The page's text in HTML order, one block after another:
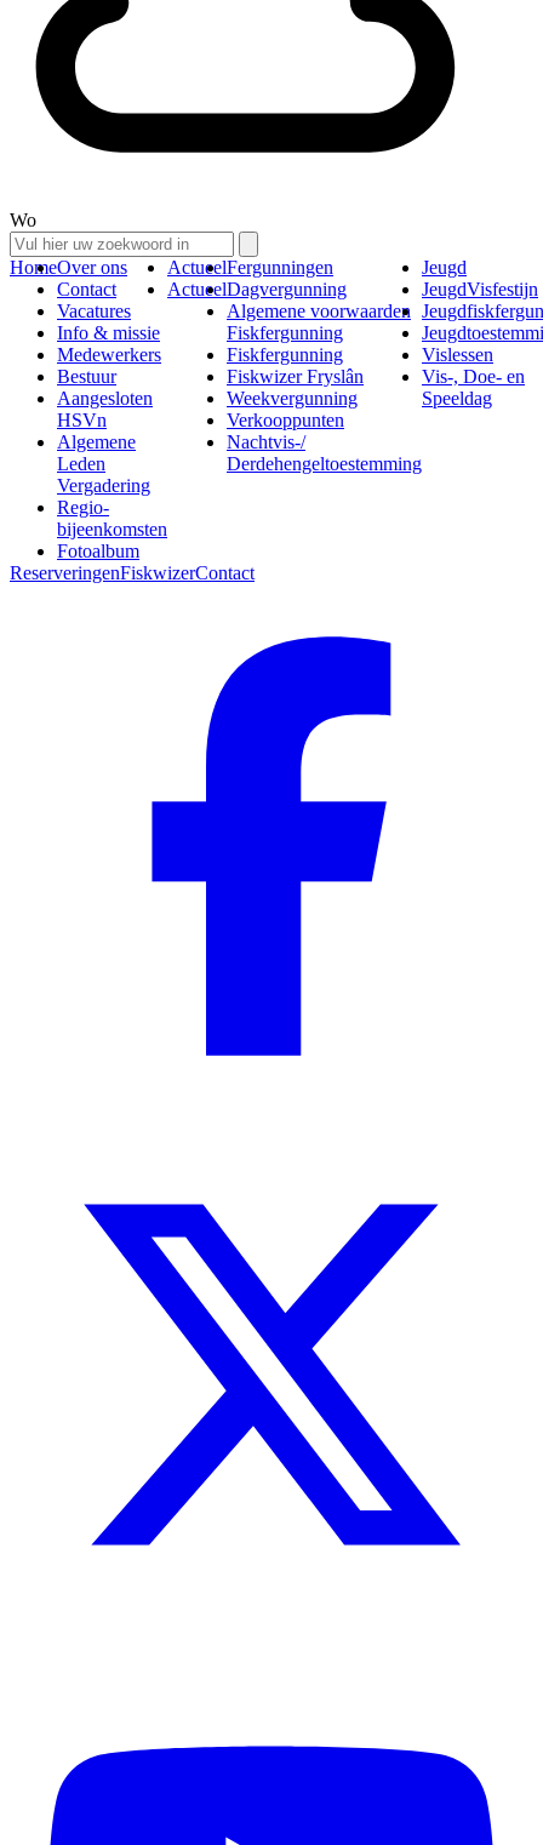
Wo
HomeOver ons
Contact
Vacatures
Info & missie
Medewerkers
Bestuur
Aangesloten
HSVn
Algemene
Leden
Vergadering
Regio-
bijeenkomsten
Fotoalbum
Actueel
Actueel
Fergunningen
Dagvergunning
Algemene voorwaarden
Fiskfergunning
Fiskfergunning
Fiskwizer Fryslân
Weekvergunning
Verkooppunten
Nachtvis-/
Derdehengeltoestemming
Jeugd
JeugdVisfestijn
Vislessen
Vis-, Doe- en
Speeldag
ReserveringenFiskwizerContact